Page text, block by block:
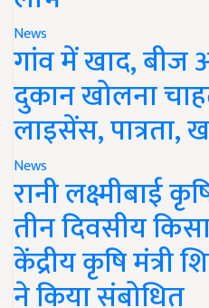
News
गांव में खाद, बीज
दुकान खोलना
लाइसेंस, पात्रता,
News
रानी लक्ष्मीबाई
तीन दिवसीय
केंद्रीय कृषि मंत्री
ने किया संबोधित